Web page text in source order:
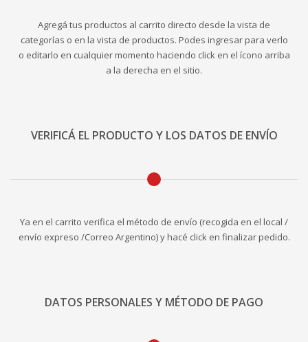
Agregá tus productos al carrito directo desde la vista de
categorías o en la vista de productos. Podes ingresar para verlo
o editarlo en cualquier momento haciendo click en el ícono arriba
a la derecha en el sitio.
VERIFICÁ EL PRODUCTO Y LOS DATOS DE ENVÍO
Ya en el carrito verifica el método de envío (recogida en el local /
envío expreso /Correo Argentino) y hacé click en finalizar pedido.
DATOS PERSONALES Y MÉTODO DE PAGO